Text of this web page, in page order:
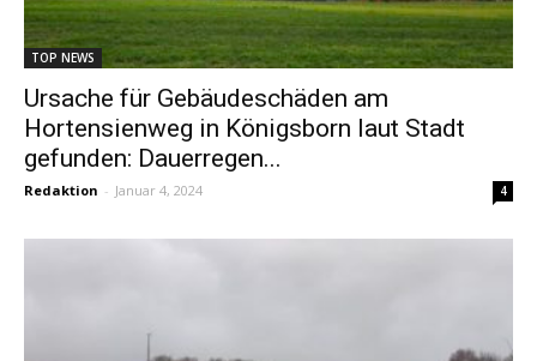
TOP NEWS
Ursache für Gebäudeschäden am
Hortensienweg in Königsborn laut Stadt
gefunden: Dauerregen...
Redaktion - Januar 4, 2024 4